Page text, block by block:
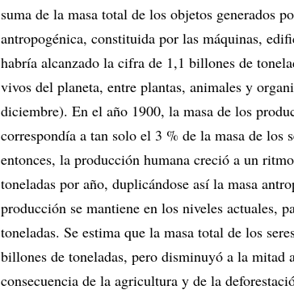
suma de la masa total de los objetos generados
antropogénica, constituida por las máquinas,
habría alcanzado la cifra de 1,1 billones de
vivos del planeta, entre plantas, animales y
diciembre). En el año 1900, la masa de los
correspondía a tan solo el 3 % de la masa de los
entonces, la producción humana creció a un
toneladas por año, duplicándose así la masa
producción se mantiene en los niveles actuales,
toneladas. Se estima que la masa total de los
billones de toneladas, pero disminuyó a la mitad
consecuencia de la agricultura y de la